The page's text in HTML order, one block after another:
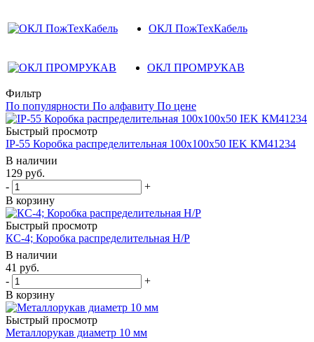
ОКЛ ПожТехКабель
ОКЛ ПРОМРУКАВ
Фильтр
По популярности По алфавиту По цене
Быстрый просмотр
IP-55 Коробка распределительная 100х100х50 IEK КМ41234
В наличии
129 руб.
-
+
В корзину
Быстрый просмотр
КС-4; Коробка распределительная Н/Р
В наличии
41 руб.
-
+
В корзину
Быстрый просмотр
Металлорукав диаметр 10 мм